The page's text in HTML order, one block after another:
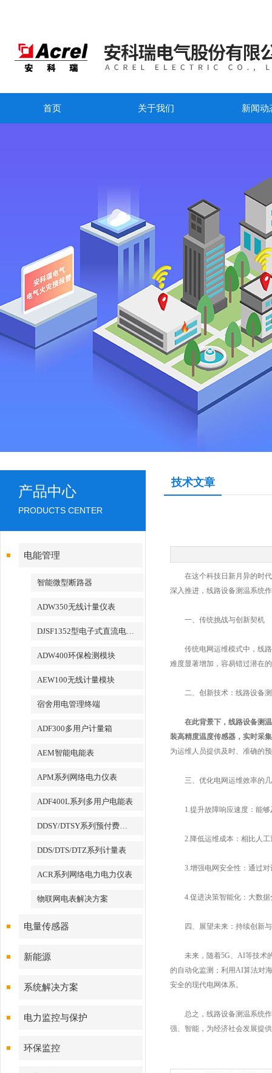
首页 关于我们 新闻动
产品中心
PRODUCTS CENTER
电能管理
智能微型断路器
ADW350无线计量仪表
DJSF1352型电子式直流电能表
ADW400环保检测模块
AEW100无线计量模块
宿舍用电管理终端
ADF300多用户计量箱
AEM智能电能表
APM系列网络电力仪表
ADF400L系列多用户电能表
DDSY/DTSY系列预付费电表
DDS/DTS/DTZ系列计量表
ACR系列网络电力电力仪表
物联网电表解决方案
电量传感器
新能源
系统解决方案
电力监控与保护
环保监控
技术文章
在这个科技日新月异的时代
深入推进，线路设备测温系统
一、传统挑战与创新契机
传统电网运维模式中，线路
难度显著增加，容易错过潜在
二、创新技术：线路设备测
在此背景下，线路设备测
装高精度温度传感器，实时采
为运维人员提供及时、准确的
三、优化电网运维效率的几
1.提升故障响应速度：能够
2.降低运维成本：相比人工
3.增强电网安全性：通过对
4.促进决策智能化：大数据
四、展望未来：持续创新与
未来，随着5G、AI等技术的
的自动化监测；利用AI算法对
安全的现代电网体系。
总之，线路设备测温系统作
强、智能，为经济社会发展提